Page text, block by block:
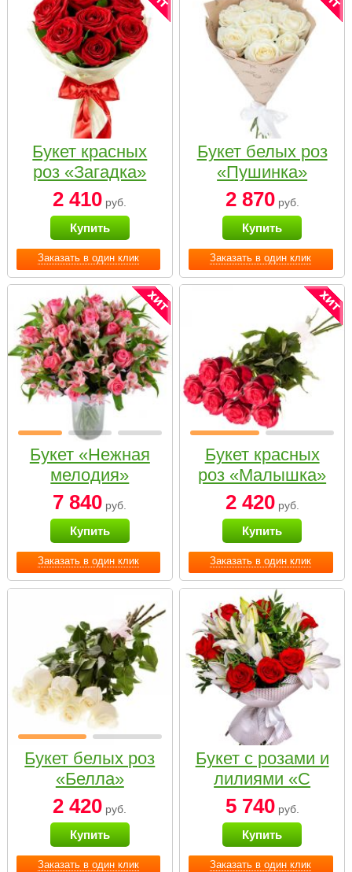
Заказать в один клик
Букет красных
роз «Загадка»
2 410 руб.
Купить
Заказать в один клик
Букет белых роз
«Пушинка»
2 870руб.
Купить
Заказать в один клик
Букет «Нежная
мелодия»
7 840 руб.
Купить
Заказать в один клик
Букет красных
роз «Малышка»
2 420руб.
Купить
Заказать в один клик
Букет белых роз
«Белла»
2 420 руб.
Купить
Заказать в один клик
Букет с розами и
лилиями «С
наилучшими
пожеланиями»
5 740руб.
Купить